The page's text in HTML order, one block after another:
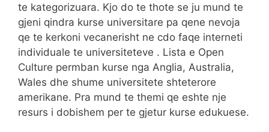
te kategorizuara. Kjo do te thote se ju mund te
gjeni qindra kurse universitare pa qene nevoja
qe te kerkoni vecanerisht ne cdo faqe interneti
individuale te universiteteve . Lista e Open
Culture permban kurse nga Anglia, Australia,
Wales dhe shume universitete shteterore
amerikane. Pra mund te themi qe eshte nje
resurs i dobishem per te gjetur kurse edukuese.